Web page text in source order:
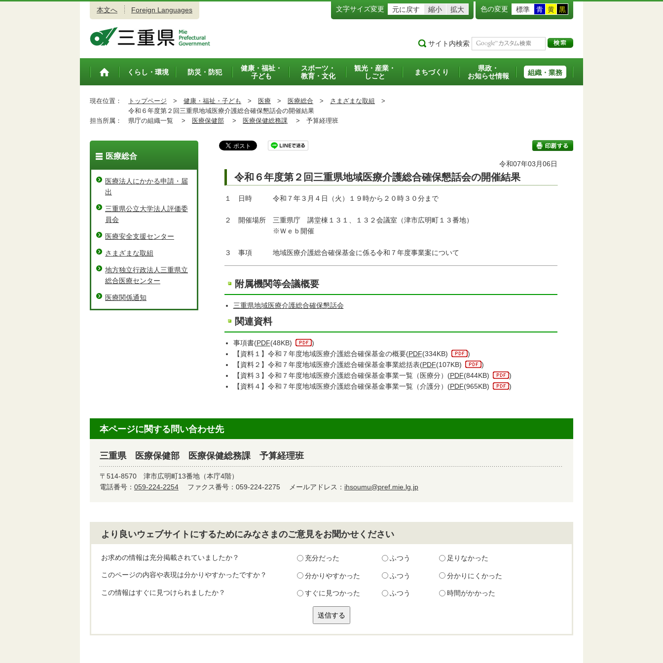
本文へ Foreign Languages 文字サイズ変更 元に戻す 縮小 拡大 色の変更 標準 青 黄 黒
サイト内検索
トップペ
くらし・環境 防災・防犯
健康・福祉・
子ども
スポーツ・
教育・文化
観光・産業・
しごと
まちづくり
県政・
お知らせ情報
組織・業務
現在位置： トップページ > 健康・福祉・子ども > 医療 > 医療総合 > さまざまな取組
>
令和６年度第２回三重県地域医療介護総合確保懇話会の開催結果
担当所属：
県庁の組織一覧 > 医療保健部 > 医療保健総務課 > 予算経理班
印刷する
令和07年03月06日
令和６年度第２回三重県地域医療介護総合確保懇話会の開催結果
１ 日時 令和７年３月４日（火）１９時から２０時３０分まで
２ 開催場所 三重県庁 講堂棟１３１、１３２会議室（津市広明町１３番地）
※Ｗｅｂ開催
３ 事項 地域医療介護総合確保基金に係る令和７年度事業案について
附属機関等会議概要
三重県地域医療介護総合確保懇話会
関連資料
事項書(PDF(48KB)
)
【資料１】令和７年度地域医療介護総合確保基金の概要(PDF(334KB)
)
【資料２】令和７年度地域医療介護総合確保基金事業総括表(PDF(107KB)
)
【資料３】令和７年度地域医療介護総合確保基金事業一覧（医療分）(PDF(844KB)
)
【資料４】令和７年度地域医療介護総合確保基金事業一覧（介護分）(PDF(965KB) )
医療総合
医療法人にかかる申請・届
出
三重県公立大学法人評価委
員会
医療安全支援センター
さまざまな取組
地方独立行政法人三重県立
総合医療センター
医療関係通知
本ページに関する問い合わせ先
三重県 医療保健部 医療保健総務課 予算経理班
〒514-8570 津市広明町13番地（本庁4階）
電話番号： 059-224-2254 ファクス番号：059-224-2275 メールアドレス： ihsoumu@pref.mie.lg.jp
より良いウェブサイトにするためにみなさまのご意見をお聞かせください
お求めの情報は充分掲載されていましたか？ 充分だった ふつう 足りなかった
このページの内容や表現は分かりやすかったですか？ 分かりやすかった ふつう 分かりにくかった
この情報はすぐに見つけられましたか？ すぐに見つかった ふつう 時間がかかった